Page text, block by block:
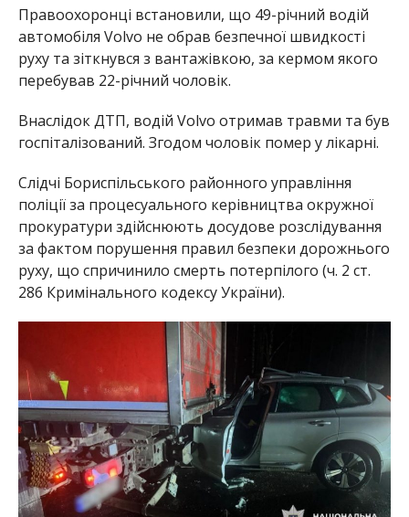
Правоохоронці встановили, що 49-річний водій
автомобіля Volvo не обрав безпечної швидкості
руху та зіткнувся з вантажівкою, за кермом якого
перебував 22-річний чоловік.
Внаслідок ДТП, водій Volvo отримав травми та був
госпіталізований. Згодом чоловік помер у лікарні.
Слідчі Бориспільського районного управління
поліції за процесуального керівництва окружної
прокуратури здійснюють досудове розслідування
за фактом порушення правил безпеки дорожнього
руху, що спричинило смерть потерпілого (ч. 2 ст.
286 Кримінального кодексу України).